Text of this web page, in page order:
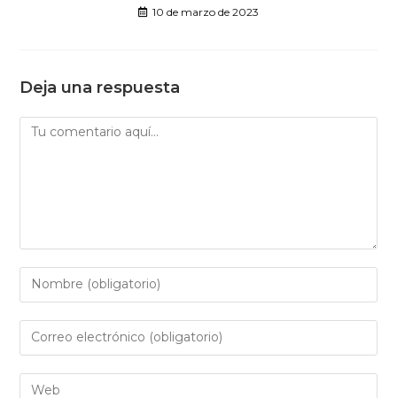
10 de marzo de 2023
Deja una respuesta